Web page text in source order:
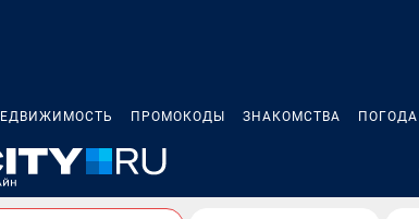
ПРОМОКОДЫ ЗНАКОМСТВА ПОГОДА